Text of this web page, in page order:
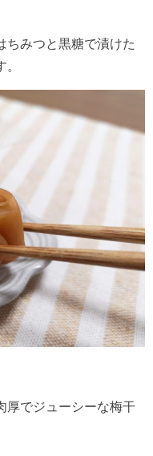
ちみつと黒糖で漬けた
厚でジューシーな梅干